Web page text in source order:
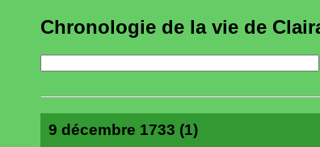
Chronologie de la vie de
9 décembre 1733 (1)